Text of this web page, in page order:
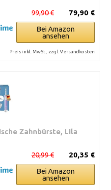
79,90 €
99,90 €
Bei Amazon
ansehen
Preis inkl. MwSt., zzgl. Versandkosten
Zahnbürste, Lila
20,35 €
20,99 €
Bei Amazon
ansehen